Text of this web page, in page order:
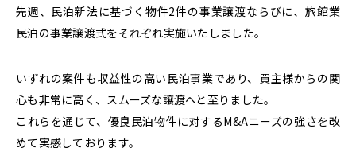
先週、民泊新法に基づく物件2件の事業譲渡ならびに、旅館業
民泊の事業譲渡式をそれぞれ実施いたしました。
いずれの案件も収益性の高い民泊事業であり、買主様からの関
心も非常に高く、スムーズな譲渡へと至りました。
これらを通じて、優良民泊物件に対するM&Aニーズの強さを改
めて実感しております。